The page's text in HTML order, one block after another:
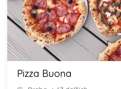
Pizza Buona